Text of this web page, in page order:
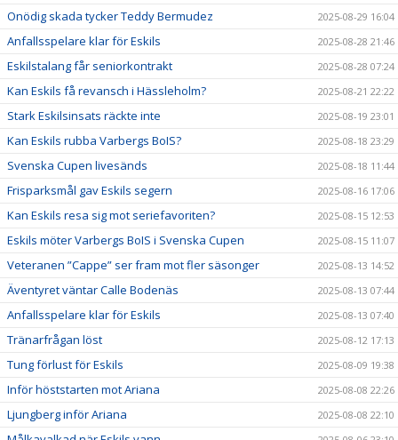
Onödig skada tycker Teddy Bermudez 2025-08-29 16:04
Anfallsspelare klar för Eskils 2025-08-28 21:46
Eskilstalang får seniorkontrakt 2025-08-28 07:24
Kan Eskils få revansch i Hässleholm? 2025-08-21 22:22
Stark Eskilsinsats räckte inte 2025-08-19 23:01
Kan Eskils rubba Varbergs BoIS? 2025-08-18 23:29
Svenska Cupen livesänds 2025-08-18 11:44
Frisparksmål gav Eskils segern 2025-08-16 17:06
Kan Eskils resa sig mot seriefavoriten? 2025-08-15 12:53
Eskils möter Varbergs BoIS i Svenska Cupen 2025-08-15 11:07
Veteranen ”Cappe” ser fram mot fler säsonger 2025-08-13 14:52
Äventyret väntar Calle Bodenäs 2025-08-13 07:44
Anfallsspelare klar för Eskils 2025-08-13 07:40
Tränarfrågan löst 2025-08-12 17:13
Tung förlust för Eskils 2025-08-09 19:38
Inför höststarten mot Ariana 2025-08-08 22:26
Ljungberg inför Ariana 2025-08-08 22:10